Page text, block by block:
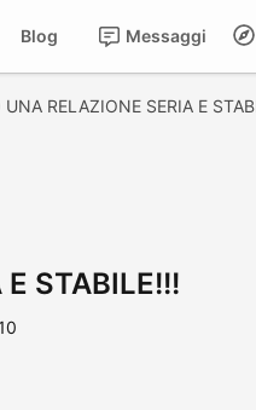
Messaggi
Blog
UNA RELAZIONE SERIA E
STABILE!!!